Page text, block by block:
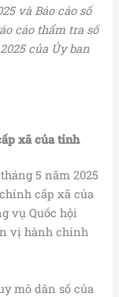
và Báo cáo số
cáo thẩm tra số
của Ủy ban
xã của tỉnh
5 năm 2025
cấp xã của
vụ Quốc hội
vị hành chính
mô dân số của